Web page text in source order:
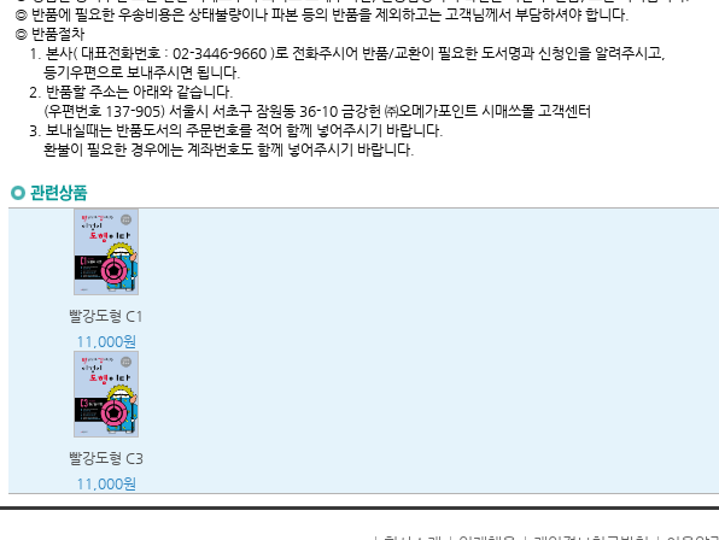
◎ 반품에 필요한 우송비용은 상태불량이나 파본 등의 반품을 제외하고는 고객님께서 부담하셔야 합니다.
◎ 반품절차
1. 본사( 대표전화번호 : 02-3446-9660 )로 전화주시어 반품/교환이 필요한 도서명과 신청인을 알려주시고,
등기우편으로 보내주시면 됩니다.
2. 반품할 주소는 아래와 같습니다.
(우편번호 137-905) 서울시 서초구 잠원동 36-10 금강헌 ㈜오메가포인트 시매쓰몰 고객센터
3. 보내실때는 반품도서의 주문번호를 적어 함께 넣어주시기 바랍니다.
환불이 필요한 경우에는 계좌번호도 함께 넣어주시기 바랍니다.
빨강도형 C1
11,000원
빨강도형 C3
11,000원